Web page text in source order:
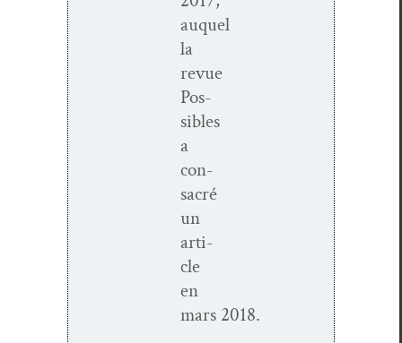
auquel
la
revue
Pos­
si­bles
a
con­
sacré
un
arti­
cle
en
mars 2018.